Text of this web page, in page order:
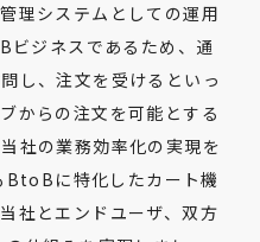
理システムとしての運用
ジネスであるため、通
し、注文を受けるといっ
からの注文を可能とする
社の業務効率化の実現を
BtoBに特化したカート機
社とエンドユーザ、双方